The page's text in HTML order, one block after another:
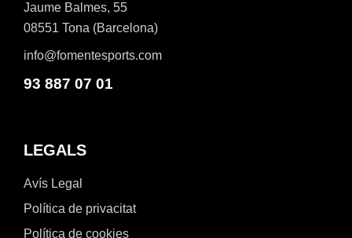
Jaume Balmes, 55
08551 Tona (Barcelona)
info@fomentesports.com
93 887 07 01
LEGALS
Avís Legal
Política de privacitat
Política de cookies